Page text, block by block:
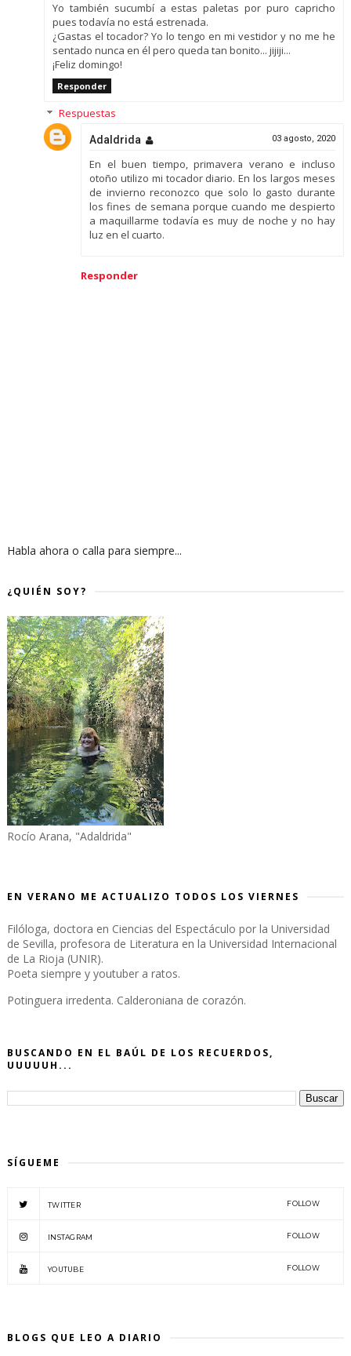
Yo también sucumbí a estas paletas por puro capricho
pues todavía no está estrenada.
¿Gastas el tocador? Yo lo tengo en mi vestidor y no me he
sentado nunca en él pero queda tan bonito... jijiji...
¡Feliz domingo!
Responder
Respuestas
Adaldrida 03 agosto, 2020
En el buen tiempo, primavera verano e incluso
otoño utilizo mi tocador diario. En los largos meses
de invierno reconozco que solo lo gasto durante
los fines de semana porque cuando me despierto
a maquillarme todavía es muy de noche y no hay
luz en el cuarto.
Responder
Habla ahora o calla para siempre...
¿QUIÉN SOY?
Rocío Arana, "Adaldrida"
EN VERANO ME ACTUALIZO TODOS LOS VIERNES
Filóloga, doctora en Ciencias del Espectáculo por la Universidad
de Sevilla, profesora de Literatura en la Universidad Internacional
de La Rioja (UNIR).
Poeta siempre y youtuber a ratos.
Potinguera irredenta. Calderoniana de corazón.
BUSCANDO EN EL BAÚL DE LOS RECUERDOS,
UUUUUH...
SÍGUEME
TWITTER FOLLOW
INSTAGRAM FOLLOW
YOUTUBE FOLLOW
BLOGS QUE LEO A DIARIO